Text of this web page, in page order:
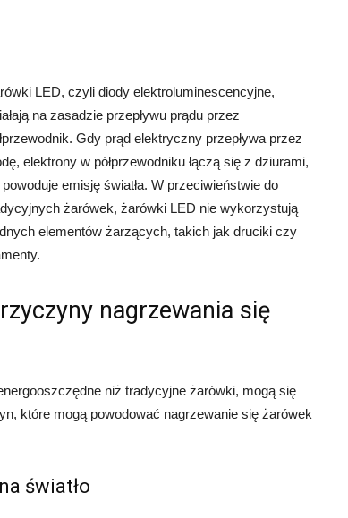
LED, czyli diody elektroluminescencyjne,
na zasadzie przepływu prądu przez
Gdy prąd elektryczny przepływa przez
elektrony w półprzewodniku łączą się z dziurami,
emisję światła. W przeciwieństwie do
żarówek, żarówki LED nie wykorzystują
elementów żarzących, takich jak druciki czy
nagrzewania się
niż tradycyjne żarówki, mogą się
które mogą powodować nagrzewanie się żarówek
światło